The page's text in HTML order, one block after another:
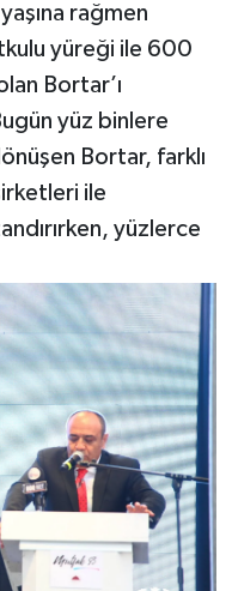
rağmen
yüreği ile 600
Bortar’ı
yüz binlere
Bortar, farklı
ile
yüzlerce